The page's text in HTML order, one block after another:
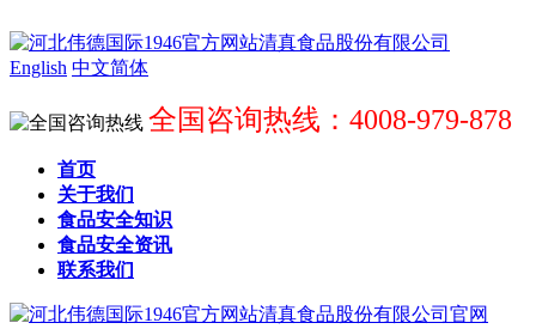
English 中文简体
全国咨询热线：4008-979-878
首页
关于我们
食品安全知识
食品安全资讯
联系我们